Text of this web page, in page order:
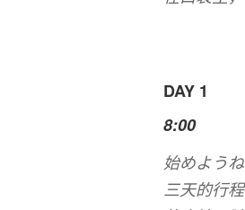
DAY 1
8:00
始めようね
三天的行